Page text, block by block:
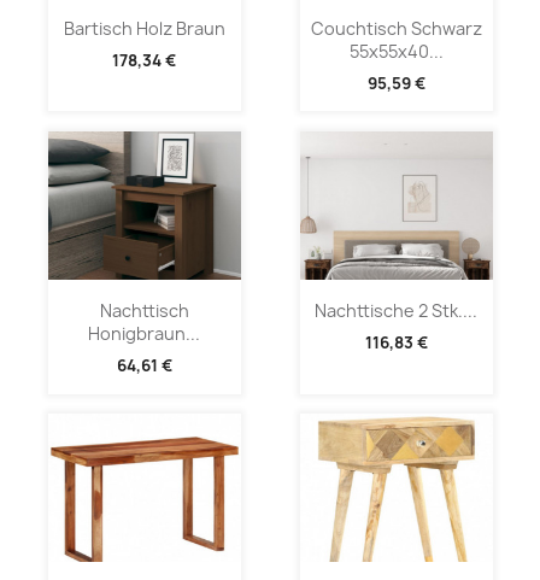
Bartisch Holz Braun
178,34 €
Couchtisch Schwarz
55x55x40...
95,59 €
Nachttisch
Honigbraun...
64,61 €
Nachttische 2 Stk....
116,83 €